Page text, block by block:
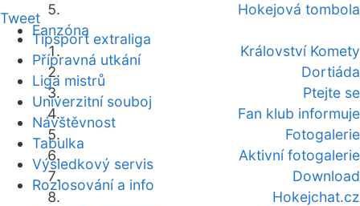
Hokejová tombola
Fanzóna
Království Komety
Dortiáda
Ptejte se
Fan klub informuje
Fotogalerie
Aktivní fotogalerie
Download
Hokejchat.cz
Tweet
Tipsport extraliga
Přípravná utkání
Liga mistrů
Univerzitní souboj
Návštěvnost
Tabulka
Výsledkový servis
Rozlosování a info